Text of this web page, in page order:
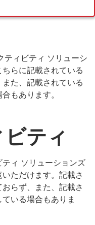
ティビティ ソリューシ
らに記載されている
た、記載されている
もあります。
ティ
ィ ソリューションズ
ただけます。記載さ
らず、また、記載さ
いる場合もありま